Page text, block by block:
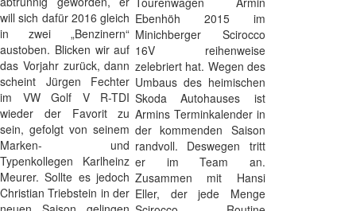
will sich dafür 2016 gleich
in zwei „Benzinern“
austoben. Blicken wir auf
das Vorjahr zurück, dann
scheint Jürgen Fechter
im VW Golf V R-TDI
wieder der Favorit zu
sein, gefolgt von seinem
Marken- und
Typenkollegen Karlheinz
Meurer. Sollte es jedoch
Christian Triebstein in der
Ebenhöh 2015 im
Minichberger Scirocco
16V reihenweise
zelebriert hat. Wegen des
Umbaus des heimischen
Skoda Autohauses ist
Armins Terminkalender in
der kommenden Saison
randvoll. Deswegen tritt
er im Team an.
Zusammen mit Hansi
Eller, der jede Menge